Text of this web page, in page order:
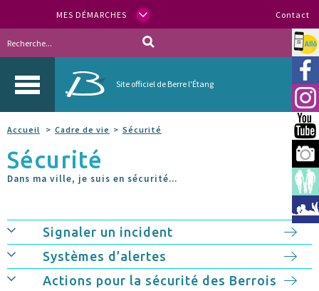
MES DÉMARCHES Contact
Site officiel de Berre l'Étang
Allo
Accueil Cadre de vie Sécurité
Sécurité
Dans ma ville, je suis en sécurité...
Signaler un incident
Systèmes d’alertes
Actions pour la sécurité des Berrois